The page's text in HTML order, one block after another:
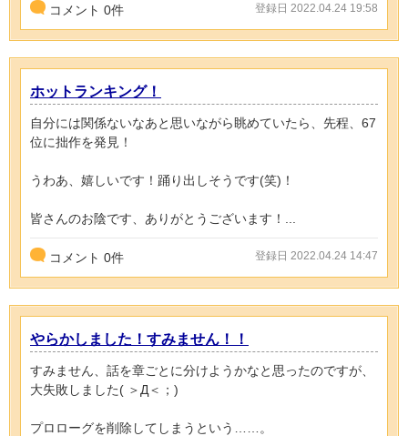
コメント 0件 登録日 2022.04.24 19:58
ホットランキング！
自分には関係ないなあと思いながら眺めていたら、先程、67
位に拙作を発見！
うわあ、嬉しいです！踊り出しそうです(笑)！
皆さんのお陰です、ありがとうございます！...
コメント 0件 登録日 2022.04.24 14:47
やらかしました！すみません！！
すみません、話を章ごとに分けようかなと思ったのですが、
大失敗しました( ＞Д＜；)
プロローグを削除してしまうという……。